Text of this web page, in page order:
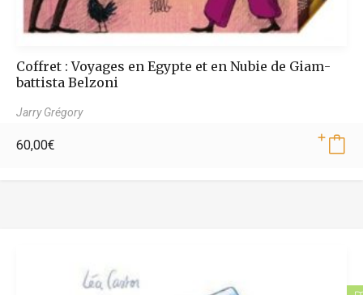
Coffret : Voyages en Egypte et en Nubie de Giam­
bat­tista Belzoni
Jarry Grégory
60,00€